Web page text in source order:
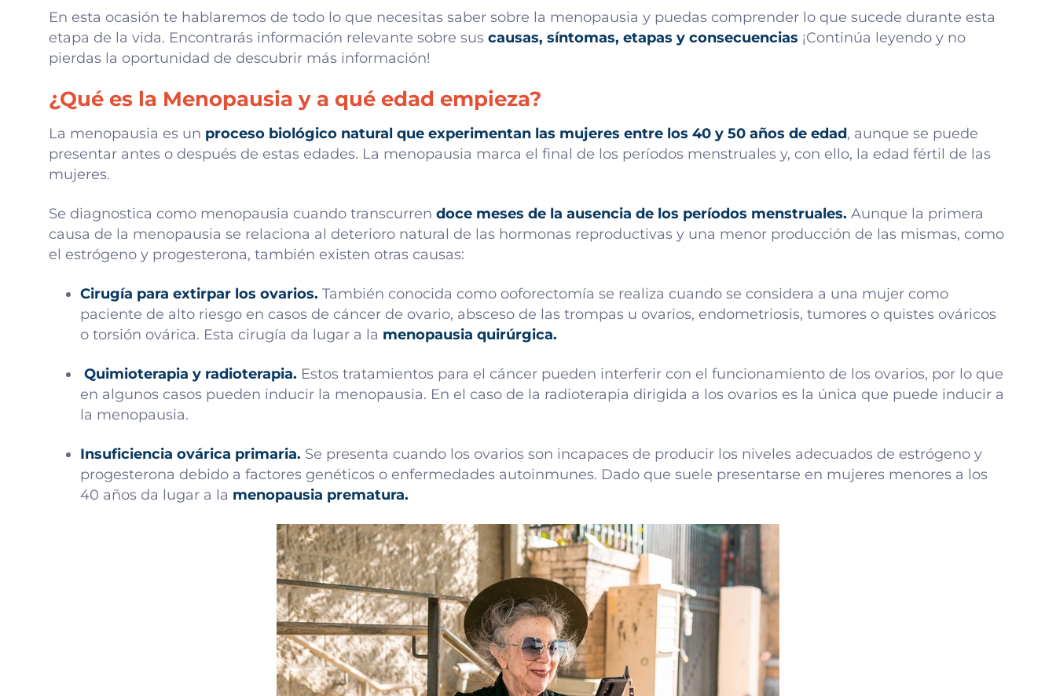
En esta ocasión te hablaremos de todo lo que necesitas saber sobre la menopausia y puedas comprender lo que sucede durante esta
etapa de la vida. Encontrarás información relevante sobre sus causas, síntomas, etapas y consecuencias ¡Continúa leyendo y no
pierdas la oportunidad de descubrir más información!
¿Qué es la Menopausia y a qué edad empieza?
La menopausia es un proceso biológico natural que experimentan las mujeres entre los 40 y 50 años de edad, aunque se puede
presentar antes o después de estas edades. La menopausia marca el final de los períodos menstruales y, con ello, la edad fértil de las
mujeres.
Se diagnostica como menopausia cuando transcurren doce meses de la ausencia de los períodos menstruales. Aunque la primera
causa de la menopausia se relaciona al deterioro natural de las hormonas reproductivas y una menor producción de las mismas, como
el estrógeno y progesterona, también existen otras causas:
Cirugía para extirpar los ovarios. También conocida como ooforectomía se realiza cuando se considera a una mujer como
paciente de alto riesgo en casos de cáncer de ovario, absceso de las trompas u ovarios, endometriosis, tumores o quistes ováricos
o torsión ovárica. Esta cirugía da lugar a la menopausia quirúrgica.
Quimioterapia y radioterapia. Estos tratamientos para el cáncer pueden interferir con el funcionamiento de los ovarios, por lo que
en algunos casos pueden inducir la menopausia. En el caso de la radioterapia dirigida a los ovarios es la única que puede inducir a
la menopausia.
Insuficiencia ovárica primaria. Se presenta cuando los ovarios son incapaces de producir los niveles adecuados de estrógeno y
progesterona debido a factores genéticos o enfermedades autoinmunes. Dado que suele presentarse en mujeres menores a los
40 años da lugar a la menopausia prematura.